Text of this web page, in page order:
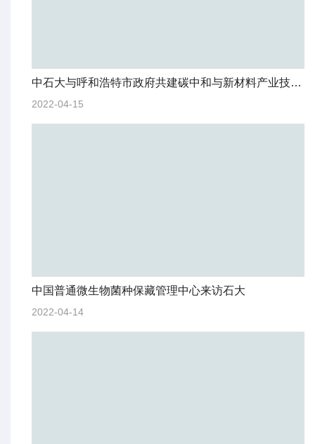
中石大与呼和浩特市政府共建碳中和与新材料产业技术创新联合研究院
2022-04-15
中国普通微生物菌种保藏管理中心来访石大
2022-04-14